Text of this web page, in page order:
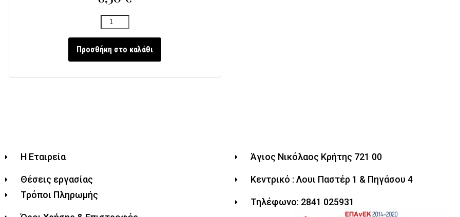
Προσθήκη στο καλάθι
Η Εταιρεία
Θέσεις εργασίας
Τρόποι Πληρωμής
Άγιος Νικόλαος Κρήτης 721 00
Κεντρικό : Λουι Παστέρ 1 & Πηγάσου 4
Τηλέφωνο: 2841 025931